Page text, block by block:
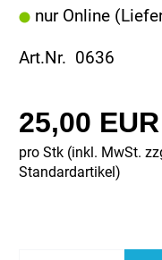
nur Online
Art.Nr. 0636
25,00 EUR
pro Stk (inkl. MwSt.
Standardartikel )